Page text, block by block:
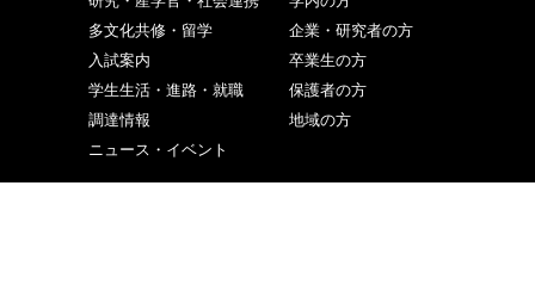
多文化共修・留学
入試案内
学生生活・進路・就職
調達情報
ニュース・イベント
企業・研究者の方
卒業生の方
保護者の方
地域の方